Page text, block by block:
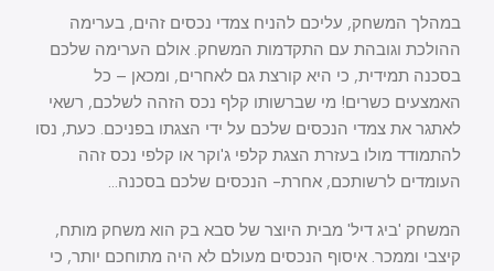
במהלך המשחק, עליכם להניח צמדי נכסים זהים, בערימה
ההולכת וגובהת עם התקדמות המשחק. אולם הערימה שלכם
בסכנה תמידית, כי היא קורצת גם לאחרים, ומכאן – כל
האמצעים כשרים! מי שברשותו קלף נכס הזהה לשלכם, רשאי
לאתגר את צמדי הנכסים שלכם על ידי הצגתו בפניכם. כעת, נסו
להתמודד מולו בעזרת הצגת קלפי ג'וקר או קלפי נכס זהה
העומדים לרשותכם, אחרת- הנכסים שלכם בסכנה…
המשחק 'ביג דיל' מבית היוצר של סבא בק הוא משחק מותח,
קיצבי וממכר. איסוף הנכסים מעולם לא היה מתוחכם יותר, כי